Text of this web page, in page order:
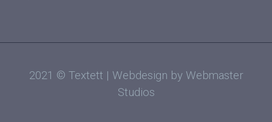
2021 © Textett | Webdesign by Webmaster
Studios